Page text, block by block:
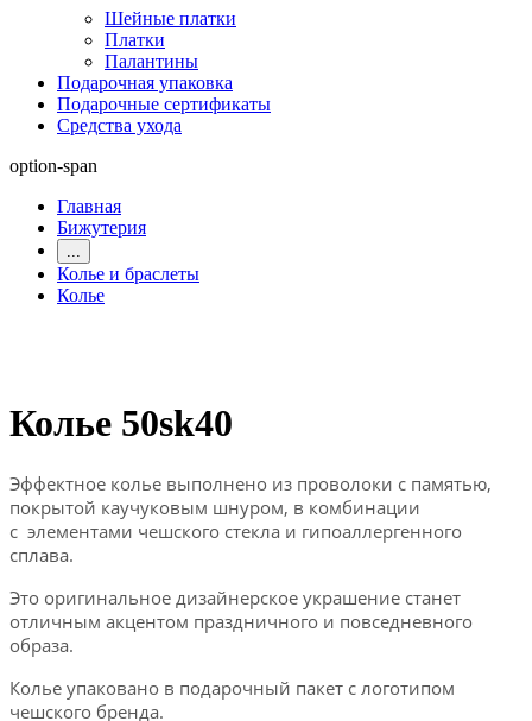
Шейные платки
Платки
Палантины
Подарочная упаковка
Подарочные сертификаты
Средства ухода
option-span
Главная
Бижутерия
Колье и браслеты
Колье
Колье 50sk40
Эффектное колье выполнено из проволоки с памятью,
покрытой каучуковым шнуром, в комбинации
с элементами чешского стекла и гипоаллергенного
сплава.
Это оригинальное дизайнерское украшение станет
отличным акцентом праздничного и повседневного
образа.
Колье упаковано в подарочный пакет с логотипом
чешского бренда.